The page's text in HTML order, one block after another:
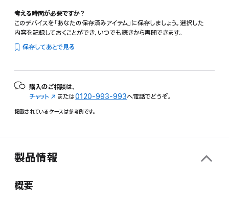
考える時間が必要ですか？
このデバイスを「あなたの保存済みアイテム」に保存しましょう。選択した
内容を記録しておくことができ、いつでも続きから再開できます。
保存してあとで見る
購入のご相談は、
チャット （新
ウ
ン
ウ
で
または0120-993-993へ電話でどうぞ。
掲載されているケースは参考例です。
製品情報
概要